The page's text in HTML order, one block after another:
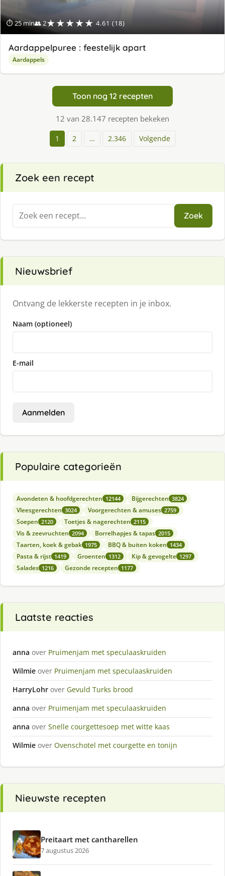
⏱ 25 min👥 2★★★★★ 4.61 (18)
Aardappelpuree : feestelijk apart
Aardappels
Toon nog 12 recepten
12 van 28.147 recepten bekeken
1 2 … 2.346 Volgende
Zoek een recept
Zoeken
naar:
Zoek
Nieuwsbrief
Ontvang de lekkerste recepten in je inbox.
Naam (optioneel)
E-mail
Aanmelden
Populaire categorieën
Avondeten & hoofdgerechten 12144 Bijgerechten 3824
Vleesgerechten 3024 Voorgerechten & amuses 2759
Soepen 2120 Toetjes & nagerechten 2115
Vis & zeevruchten 2094 Borrelhapjes & tapas 2015
Taarten, koek & gebak 1975 BBQ & buiten koken 1434
Pasta & rijst 1419 Groenten 1312 Kip & gevogelte 1297
Salades 1216 Gezonde recepten 1177
Laatste reacties
anna over Pruimenjam met speculaaskruiden
Wilmie over Pruimenjam met speculaaskruiden
HarryLohr over Gevuld Turks brood
anna over Pruimenjam met speculaaskruiden
anna over Snelle courgettesoep met witte kaas
Wilmie over Ovenschotel met courgette en tonijn
Nieuwste recepten
Preitaart met cantharellen
7 augustus 2026